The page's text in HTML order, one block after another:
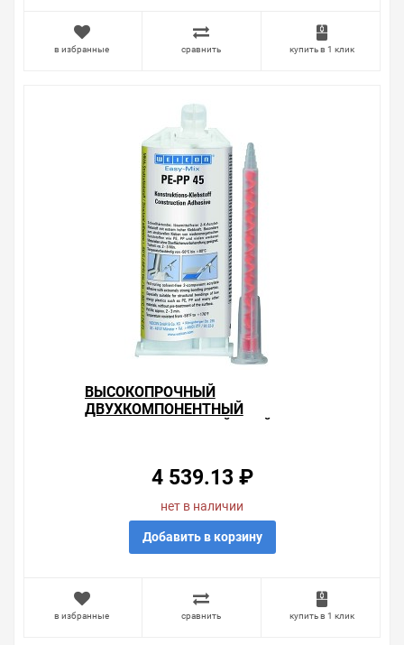
Правила, согласно которым урегулируется проблема,
очень простые. Мы просто заменяем некачественный
товар на то, который соответствует ожиданиям, или
Наличие Контактный клей GMK 2410 300г на складе
уточняйте у менеджера. Также можно получить
консультацию по тому, что мы продаем, узнать
преимущества конкретного товара, получить
информацию об отличительных особенностях товара,
который вы собираетесь купить. Мы всегда рады
помочь, посоветовать, рассказать подробно о товарах
из нашего ассортимента.
Свяжитесь с нами любым способом, который для вас
наиболее удобен. С удовольствием ответим на все
в избранные сравнить купить в 1 клик
ВЫСОКОПРОЧНЫЙ
ДВУХКОМПОНЕНТНЫЙ
4 539.13 ₽
нет в наличии
Добавить в корзину
в избранные сравнить купить в 1 клик